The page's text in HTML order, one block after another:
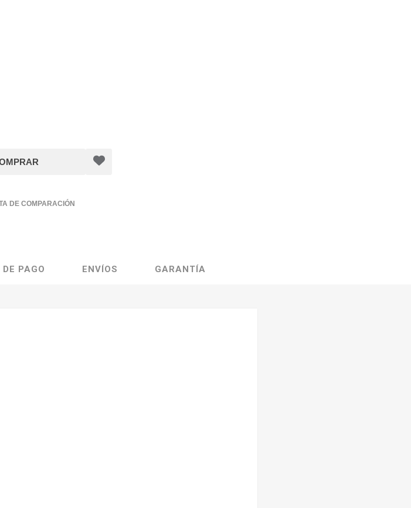
DE COMPARACIÓN
PAGO ENVÍOS GARANTÍA